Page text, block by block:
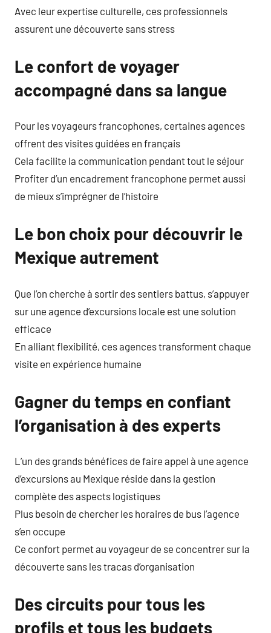
Avec leur expertise culturelle, ces professionnels
assurent une découverte sans stress
Le confort de voyager
accompagné dans sa langue
Pour les voyageurs francophones, certaines agences
offrent des visites guidées en français
Cela facilite la communication pendant tout le séjour
Profiter d’un encadrement francophone permet aussi
de mieux s’imprégner de l’histoire
Le bon choix pour découvrir le
Mexique autrement
Que l’on cherche à sortir des sentiers battus, s’appuyer
sur une agence d’excursions locale est une solution
efficace
En alliant flexibilité, ces agences transforment chaque
visite en expérience humaine
Gagner du temps en confiant
l’organisation à des experts
L’un des grands bénéfices de faire appel à une agence
d’excursions au Mexique réside dans la gestion
complète des aspects logistiques
Plus besoin de chercher les horaires de bus l’agence
s’en occupe
Ce confort permet au voyageur de se concentrer sur la
découverte sans les tracas d’organisation
Des circuits pour tous les
profils et tous les budgets